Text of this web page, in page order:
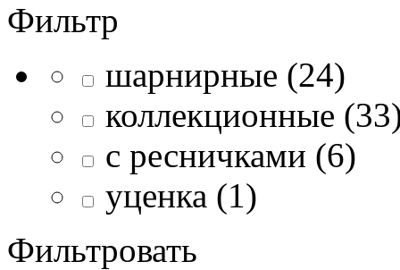
Фильтр
шарнирные (24)
коллекционные
с ресничками (6)
уценка (1)
Фильтровать